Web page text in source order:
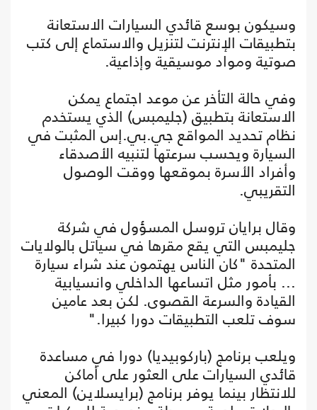
وسيكون بوسع قائدي السيارات الاستعانة
بتطبيقات الإنترنت لتنزيل والاستماع إلى كتب
صوتية ومواد موسيقية وإذاعية.
وفي حالة التأخر عن موعد اجتماع يمكن
الاستعانة بتطبيق (جليمبس) الذي يستخدم
نظام تحديد المواقع جي.بي.إس المثبت في
السيارة ويحسب سرعتها لتنبيه الأصدقاء
وأفراد الأسرة بموقعها ووقت الوصول
التقريبي.
وقال برايان تروسل المسؤول في شركة
جليمبس التي يقع مقرها في سياتل بالولايات
المتحدة "كان الناس يهتمون عند شراء سيارة
... بأمور مثل اتساعها الداخلي وانسيابية
القيادة والسرعة القصوى. لكن بعد عامين
سوف تلعب التطبيقات دورا كبيرا."
ويلعب برنامج (باركوبيديا) دورا في مساعدة
قائدي السيارات على العثور على أماكن
للانتظار بينما يوفر برنامج (برايسلاين) المعني